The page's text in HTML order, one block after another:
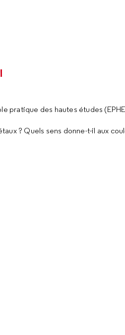
pratique des hautes études
? Quels sens donne-t-il aux